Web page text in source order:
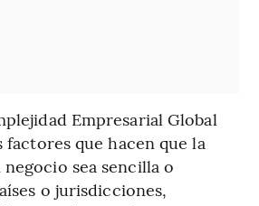
Empresarial Global
factores que hacen que la
sea sencilla o
o jurisdicciones,